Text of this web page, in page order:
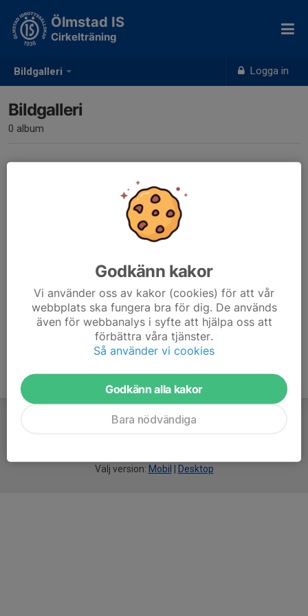
Bildgalleri Logga in
Ölmstad IS
Cirkelträning
Bildgalleri
0 album
Inga album skapade
Välj version: Mobil Desktop
Godkänn kakor
Vi använder oss av kakor (cookies) för att vår
webbplats ska fungera bra för dig. De används
även för webbanalys i syfte att hjälpa oss att
förbättra våra tjänster.
Så använder vi cookies
Godkänn alla kakor
Bara nödvändiga